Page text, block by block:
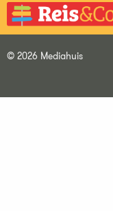
© 2026 Mediahuis